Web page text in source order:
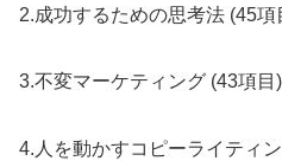
2.成功するための思考法 (45項
3.不変マーケティング (43項目)
4.人を動かすコピーライティ